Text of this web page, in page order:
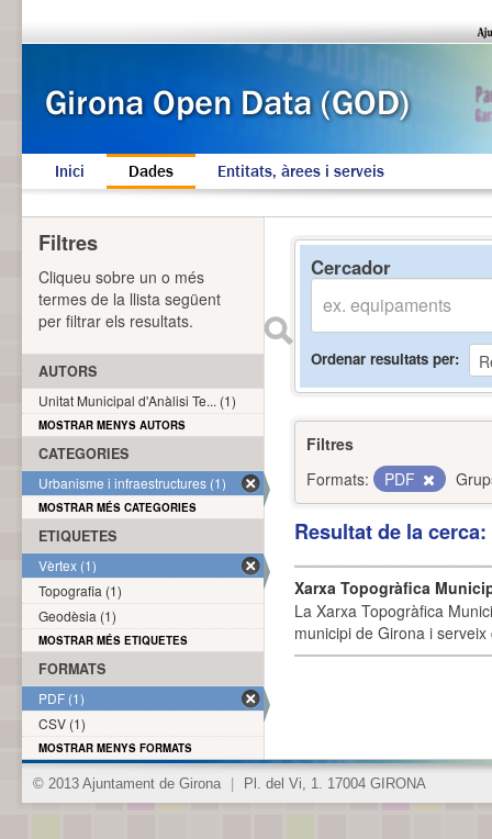
Inici Dades Entitats, àrees i serveis
Cercador
Ordenar resultats per
Filtres
Formats:
PDF
Resultat de la
Xarxa Topogràfica
La Xarxa Topogràfica
municipi de Girona i
Filtres
Cliqueu sobre un o més
termes de la llista següent
per filtrar els resultats.
AUTORS
Unitat Municipal d'Anàlisi Te... (1)
MOSTRAR MENYS AUTORS
CATEGORIES
Urbanisme i infraestructures (1)
MOSTRAR MÉS CATEGORIES
ETIQUETES
Vèrtex (1)
Topografia (1)
Geodèsia (1)
MOSTRAR MÉS ETIQUETES
FORMATS
PDF (1)
CSV (1)
MOSTRAR MENYS FORMATS
© 2013 Ajuntament de Girona Pl. del Vi, 1. 17004 GIRONA